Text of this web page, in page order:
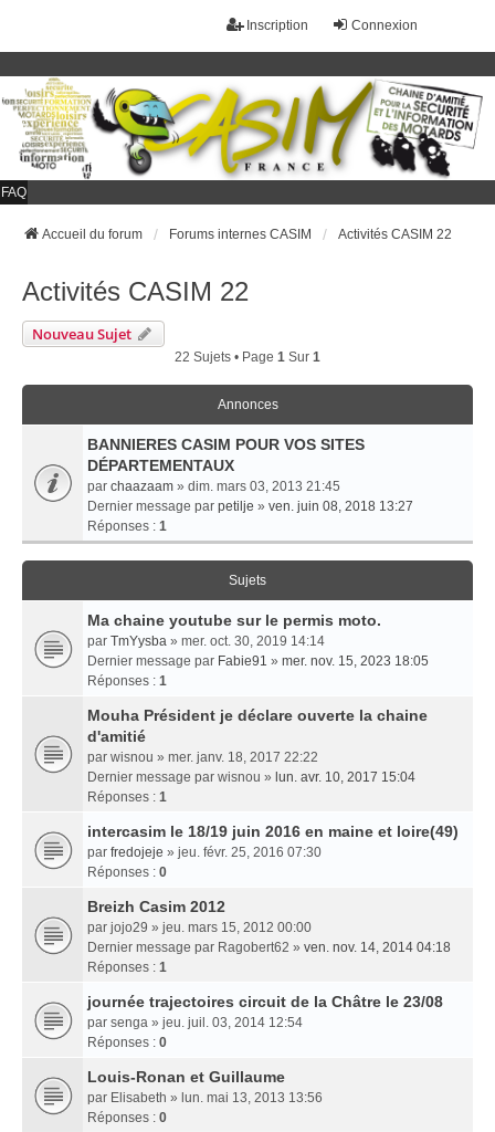
Connexion
Inscription
FAQ
Accueil du forum Forums internes CASIM Activités CASIM 22
Activités CASIM 22
Nouveau Sujet
22 Sujets • Page 1 Sur 1
Annonces
BANNIERES CASIM POUR VOS SITES
DÉPARTEMENTAUX
par chaazaam » dim. mars 03, 2013 21:45
Dernier message par petilje » ven. juin 08, 2018 13:27
Réponses : 1
Sujets
Ma chaine youtube sur le permis moto.
par TmYysba » mer. oct. 30, 2019 14:14
Dernier message par Fabie91 » mer. nov. 15, 2023 18:05
Réponses : 1
Mouha Président je déclare ouverte la chaine
d'amitié
par wisnou » mer. janv. 18, 2017 22:22
Dernier message par wisnou » lun. avr. 10, 2017 15:04
Réponses : 1
intercasim le 18/19 juin 2016 en maine et loire(49)
par fredojeje » jeu. févr. 25, 2016 07:30
Réponses : 0
Breizh Casim 2012
par jojo29 » jeu. mars 15, 2012 00:00
Dernier message par Ragobert62 » ven. nov. 14, 2014 04:18
Réponses : 1
journée trajectoires circuit de la Châtre le 23/08
par senga » jeu. juil. 03, 2014 12:54
Réponses : 0
Louis-Ronan et Guillaume
par Elisabeth » lun. mai 13, 2013 13:56
Réponses : 0